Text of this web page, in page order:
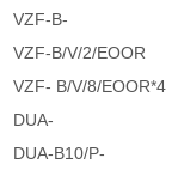
VZF-B-
VZF-B/V/2/EOOR
VZF- B/V/8/EOOR*4
DUA-
DUA-B10/P-